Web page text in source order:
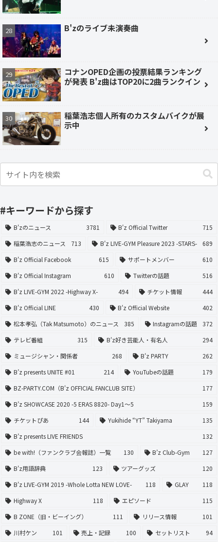
B'zのライブ未演奏曲
コナンOPED企画の投票結果ランキング
が発表 B'z曲はTOP20に2曲ランクイン
稲葉浩志個人所有のカスタムバイクが展
示中
#キーワードから探す
B'zのニュース 3781 B'z Official Twitter
715
稲葉浩志のニュース
713 B'z LIVE-GYM Pleasure 2023 -STARS-
689
B'z Official Facebook
615 サポートメンバー
610
B'z Official Instagram
610 Twitterの話題
516
B'z LIVE-GYM 2022 -Highway X-
494 チケット情報
444
B'z Official LINE
430 B'z Official Website
402
松本孝弘（Tak Matsumoto）のニュース
385 Instagramの話題
372
テレビ番組
315 B'z好き芸能人・有名人
294
ミュージシャン・関係者
268 B'z PARTY
262
B’z presents UNITE #01
214 YouTubeの話題
179
BZ-PARTY.COM（B'z OFFICIAL FANCLUB SITE）
177
B’z SHOWCASE 2020 -5 ERAS 8820- Day1〜5
159
チケットぴあ
144 Yukihide “YT” Takiyama
135
B’z presents LIVE FRIENDS
132
be with!（ファンクラブ会報誌）一覧
130 B’z Club-Gym
127
B'z用語辞典
123 ツアーグッズ
120
B'z LIVE-GYM 2019 -Whole Lotta NEW LOVE-
118 GLAY
118
Highway X
118 エピソード
115
B ZONE（旧・ビーイング）
111 リリース情報
101
川村ケン
101 売上・記録 100 セットリスト
94